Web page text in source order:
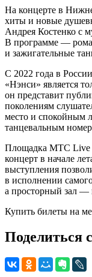
На концерте в
хиты и новые
Андрея Костенко с
В программе —
и зажигательные
С 2022 года в
«Нэнси» является
он представит
поколениям
место и спокойным
танцевальным
Площадка МТС Live
концерт в начале
выступления
в исполнении
а просторный зал —
Купить билеты на
Поделиться